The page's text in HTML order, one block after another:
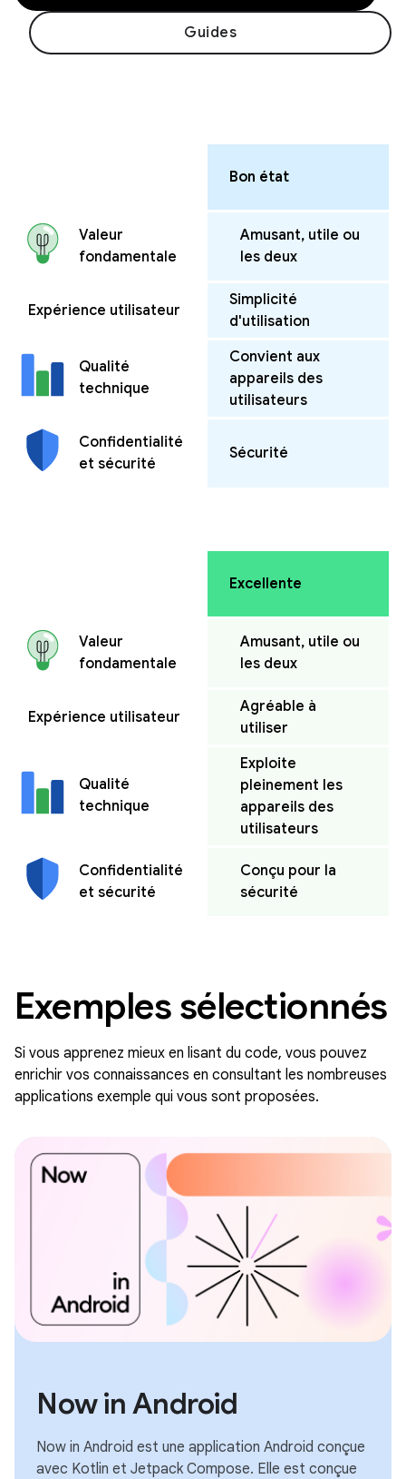
Guides
Bon état
Valeur
fondamentale
Amusant, utile ou
les deux
Expérience utilisateur
Simplicité
d'utilisation
Qualité
technique
Convient aux
appareils des
utilisateurs
Confidentialité
et sécurité
Sécurité
Excellente
Valeur
fondamentale
Amusant, utile ou
les deux
Expérience utilisateur
Agréable à
utiliser
Qualité
technique
Exploite
pleinement les
appareils des
utilisateurs
Confidentialité
et sécurité
Conçu pour la
sécurité
Exemples sélectionnés
Si vous apprenez mieux en lisant du code, vous pouvez
enrichir vos connaissances en consultant les nombreuses
applications exemple qui vous sont proposées.
Now in Android
Now in Android est une application Android conçue
avec Kotlin et Jetpack Compose. Elle est conçue